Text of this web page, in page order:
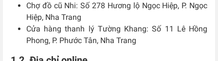
Chợ đồ cũ Nhi: Số 278 Hương lộ Ngọc Hiệp, P. Ngọc
Hiệp, Nha Trang
Cửa hàng thanh lý Tường Khang: Số 11 Lê Hồng
Phong, P. Phước Tân, Nha Trang